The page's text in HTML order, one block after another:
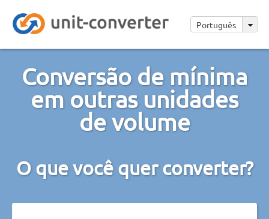
Português
Conversão de mínima
em outras unidades
de volume
O que você quer converter?